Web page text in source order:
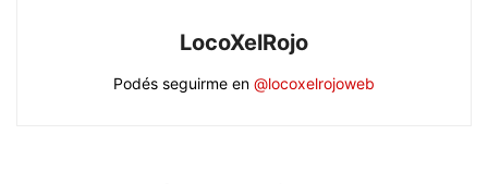
LocoXelRojo
Podés seguirme en @locoxelrojoweb